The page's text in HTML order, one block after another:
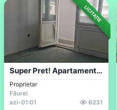
LICITAȚIE
Super Pret! Apartament 2 Camere, Zona Ra...
Proprietar
Făurei
azi-01:01 6231